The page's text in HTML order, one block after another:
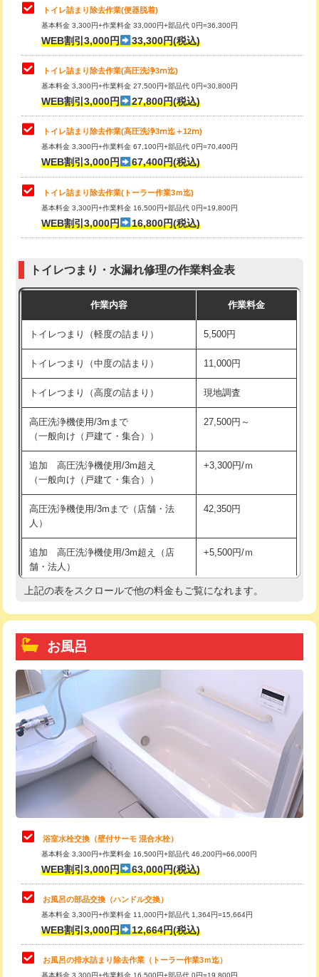
トイレ詰まり除去作業(便器脱着)
基本料金 3,300円+作業料金 33,000円+部品代 0円=36,300円
WEB割引3,000円 33,300円(税込)
トイレ詰まり除去作業(高圧洗浄3ⅿ迄)
基本料金 3,300円+作業料金 27,500円+部品代 0円=30,800円
WEB割引3,000円 27,800円(税込)
トイレ詰まり除去作業(高圧洗浄3ⅿ迄＋12ⅿ)
基本料金 3,300円+作業料金 67,100円+部品代 0円=70,400円
WEB割引3,000円 67,400円(税込)
トイレ詰まり除去作業(トーラー作業3ｍ迄)
基本料金 3,300円+作業料金 16,500円+部品代 0円=19,800円
WEB割引3,000円 16,800円(税込)
トイレつまり・水漏れ修理の作業料金表
作業内容 作業料金
トイレつまり（軽度の詰まり） 5,500円
トイレつまり（中度の詰まり） 11,000円
トイレつまり（高度の詰まり） 現地調査
高圧洗浄機使用/3mまで
（一般向け（戸建て・集合））
27,500円～
追加 高圧洗浄機使用/3m超え
（一般向け（戸建て・集合））
+3,300円/ｍ
高圧洗浄機使用/3mまで（店舗・法
人）
42,350円
追加 高圧洗浄機使用/3m超え（店
舗・法人）
+5,500円/ｍ
高度高圧洗浄換 現地調査
トーラー機使用/3mまで
追加トーラー機使用/3m超え
カメラ調査 33,000円
桝清掃 8,800円
止水・漏水調査・防水処理・清掃・修
理・調整・分解・加工など（軽作業）
止水・漏水調査・防水処理・清掃・修
理・調整・分解・加工など（中作業）
22,000円
止水・漏水調査・防水処理・清掃・修
理・調整・分解・加工など（重作業）
33,000円
トイレタンク脱着
トイレ便器脱着
タンクレストイレ脱着 33,000円
上記の表をスクロールで他の料金もご覧になれます。
お風呂
浴室水栓交換（壁付サーモ 混合水栓）
基本料金 3,300円+作業料金 16,500円+部品代 46,200円=66,000円
WEB割引3,000円 63,000円(税込)
お風呂の部品交換（ハンドル交換）
基本料金 3,300円+作業料金 11,000円+部品代 1,364円=15,664円
WEB割引3,000円 12,664円(税込)
お風呂の排水詰まり除去作業（トーラー作業3ｍ迄）
基本料金 3,300円+作業料金 16,500円+部品代 0円=19,800円